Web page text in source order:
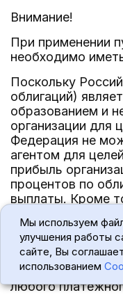
Внимание!
При применении
необходимо
Поскольку
облигаций)
образованием и
организации для
Федерация не
агентом для
прибыль
процентов по
выплаты. Кроме
(включая
Федерации,
платежи от
фискального
любого
Мы используем
улучшения работы
сайте, Вы
использованием